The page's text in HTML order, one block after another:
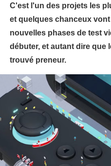
C'est l'un des projets les
et quelques chanceux
nouvelles phases de test
débuter, et autant dire que
trouvé preneur.